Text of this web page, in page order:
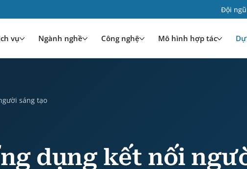
Đội
vụ Ngành nghề Công nghệ Mô hình hợp tác
sáng tạo
dụng kết nối